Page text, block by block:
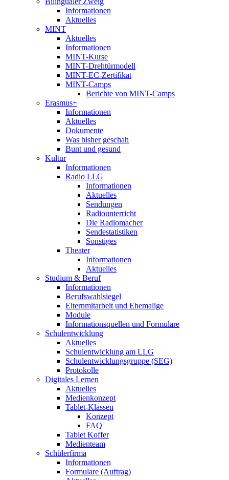
Informationen
Aktuelles
MINT
Aktuelles
Informationen
MINT-Kurse
MINT-Drehtürmodell
MINT-EC-Zertifikat
MINT-Camps
Berichte von MINT-Camps
Erasmus+
Informationen
Aktuelles
Dokumente
Was bisher geschah
Bunt und gesund
Kultur
Informationen
Radio LLG
Informationen
Aktuelles
Sendungen
Radiounterricht
Die Radiomacher
Sendestatistiken
Sonstiges
Theater
Informationen
Aktuelles
Studium & Beruf
Informationen
Berufswahlsiegel
Elternmitarbeit und Ehemalige
Module
Informationsquellen und Formulare
Schulentwicklung
Aktuelles
Schulentwicklung am LLG
Schulentwicklungsgruppe (SEG)
Protokolle
Digitales Lernen
Aktuelles
Medienkonzept
Tablet-Klassen
Konzept
FAQ
Tablet Koffer
Medienteam
Schülerfirma
Informationen
Formulare (Auftrag)